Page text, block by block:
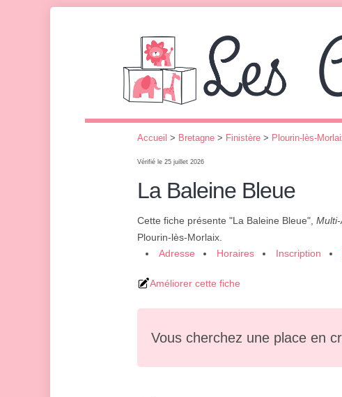
Accueil > Bretagne > Finistère > Plourin-lès-
Vérifié le 25 juillet 2026
La Baleine Bleue
Cette fiche présente "La Baleine Bleue",
Plourin-lès-Morlaix.
Adresse
Horaires Inscription
Améliorer cette fiche
Vous cherchez une place en